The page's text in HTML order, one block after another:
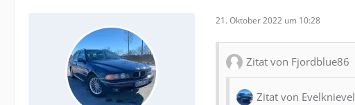
21. Oktober 2022 um 10:28
Zitat von Fjordblue86
Zitat von Evelknievel